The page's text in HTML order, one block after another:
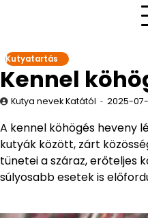
Kutyatartás
Kennel
Kutya nevek Katától 2025-07-
A kennel köhögés heveny
kutyák között, zárt
tünetei a száraz, erőteljes
súlyosabb esetek is